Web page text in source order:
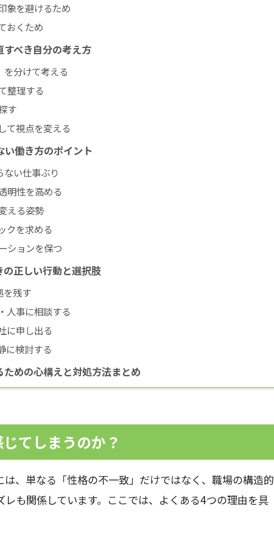
象を避けるため
おくため
すべき自分の考え方
を分けて考える
整理する
す
て視点を変える
い働き方のポイント
い仕事ぶり
明性を高める
える姿勢
クを求める
ションを保つ
正しい行動と選択肢
を残す
人事に相談する
に申し出る
に検討する
ための心構えと対処方法まとめ
てしまうのか？
、単なる「性格の不一致」だけではなく、職場の構造的
も関係しています。ここでは、よくある4つの理由を具